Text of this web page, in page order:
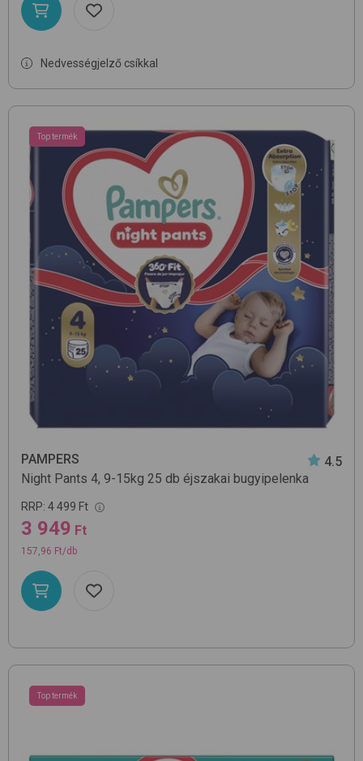
Nedvességjelző csíkkal
Top termék
PAMPERS
4.5
Night Pants 4, 9-15kg 25 db éjszakai bugyipelenka
RRP: 4 499 Ft
3 949 Ft
157,96 Ft/db
Top termék